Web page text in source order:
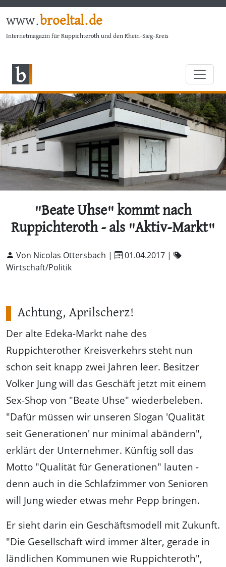
www.broeltal.de
Internetmagazin für Ruppichteroth und den Rhein-Sieg-Kreis
"Beate Uhse" kommt nach
Ruppichteroth - als "Aktiv-Markt"
Von Nicolas Ottersbach | 01.04.2017 |
Wirtschaft/Politik
Achtung, Aprilscherz!
Der alte Edeka-Markt nahe des
Ruppichterother Kreisverkehrs steht nun
schon seit knapp zwei Jahren leer. Besitzer
Volker Jung will das Geschäft jetzt mit einem
Sex-Shop von "Beate Uhse" wiederbeleben.
"Dafür müssen wir unseren Slogan 'Qualität
seit Generationen' nur minimal abändern",
erklärt der Unternehmer. Künftig soll das
Motto "Qualität für Generationen" lauten -
denn auch in die Schlafzimmer von Senioren
will Jung wieder etwas mehr Pepp bringen.
Er sieht darin ein Geschäftsmodell mit Zukunft.
"Die Gesellschaft wird immer älter, gerade in
ländlichen Kommunen wie Ruppichteroth",